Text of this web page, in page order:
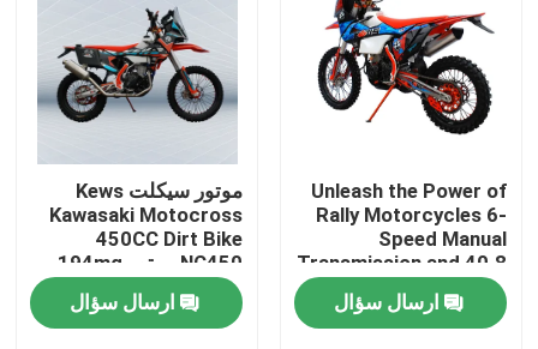
صفحه اصلی
Unleash the Power of
Rally Motorcycles 6-
Speed Manual
Transmission and 40.8
Max Power for the
Ultimate Riding
Experience
ارسال سؤال
موتور سیکلت Kews
Kawasaki Motocross
450CC Dirt Bike
NC450 موتور 194mq
ارسال سؤال